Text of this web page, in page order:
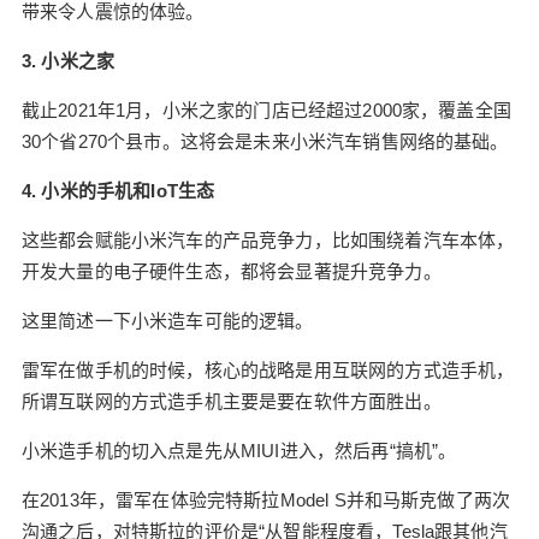
带来令人震惊的体验。
3. 小米之家
截止2021年1月，小米之家的门店已经超过2000家，覆盖全国
30个省270个县市。这将会是未来小米汽车销售网络的基础。
4. 小米的手机和IoT生态
这些都会赋能小米汽车的产品竞争力，比如围绕着汽车本体，
开发大量的电子硬件生态，都将会显著提升竞争力。
这里简述一下小米造车可能的逻辑。
雷军在做手机的时候，核心的战略是用互联网的方式造手机，
所谓互联网的方式造手机主要是要在软件方面胜出。
小米造手机的切入点是先从MIUI进入，然后再“搞机”。
在2013年，雷军在体验完特斯拉Model S并和马斯克做了两次
沟通之后，对特斯拉的评价是“从智能程度看，Tesla跟其他汽
转型的进程将会大幅提速。 另一方面，更多的科技
V、阿里、Alphabet等。 当然了，切入的方式非常
关键，需要以资金换时间。 这些思考和一些共识，
一方面会让新进入者加快节奏；另一方面，会让赛
车的普及速度将会大幅度提速。 基于此，另一个可
人才大战将会再次爆发。 传统车企将会冲向科技公
司抢夺数字化人才，科技公司则会冲向传统车企抢
夺硬件工程、制造、供应链等相关的人才。 对于一
也许还将会迎来一个机会，看看是否有被并购的可
能。 智能电动车赛道，将征尘四起。 总结 当中国
有实力的选手将会脱颖而出，对于中国本土的智能
电动车产业而言，这是一个利好消息。 有一点尤其
需要引发关注，对于中国本土智能电动车产业而